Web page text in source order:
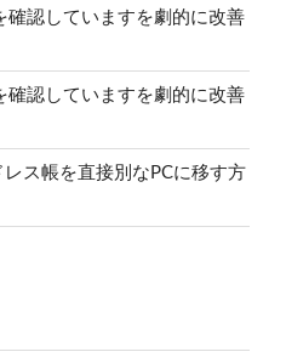
認していますを劇的に改善
認していますを劇的に改善
ス帳を直接別なPCに移す方